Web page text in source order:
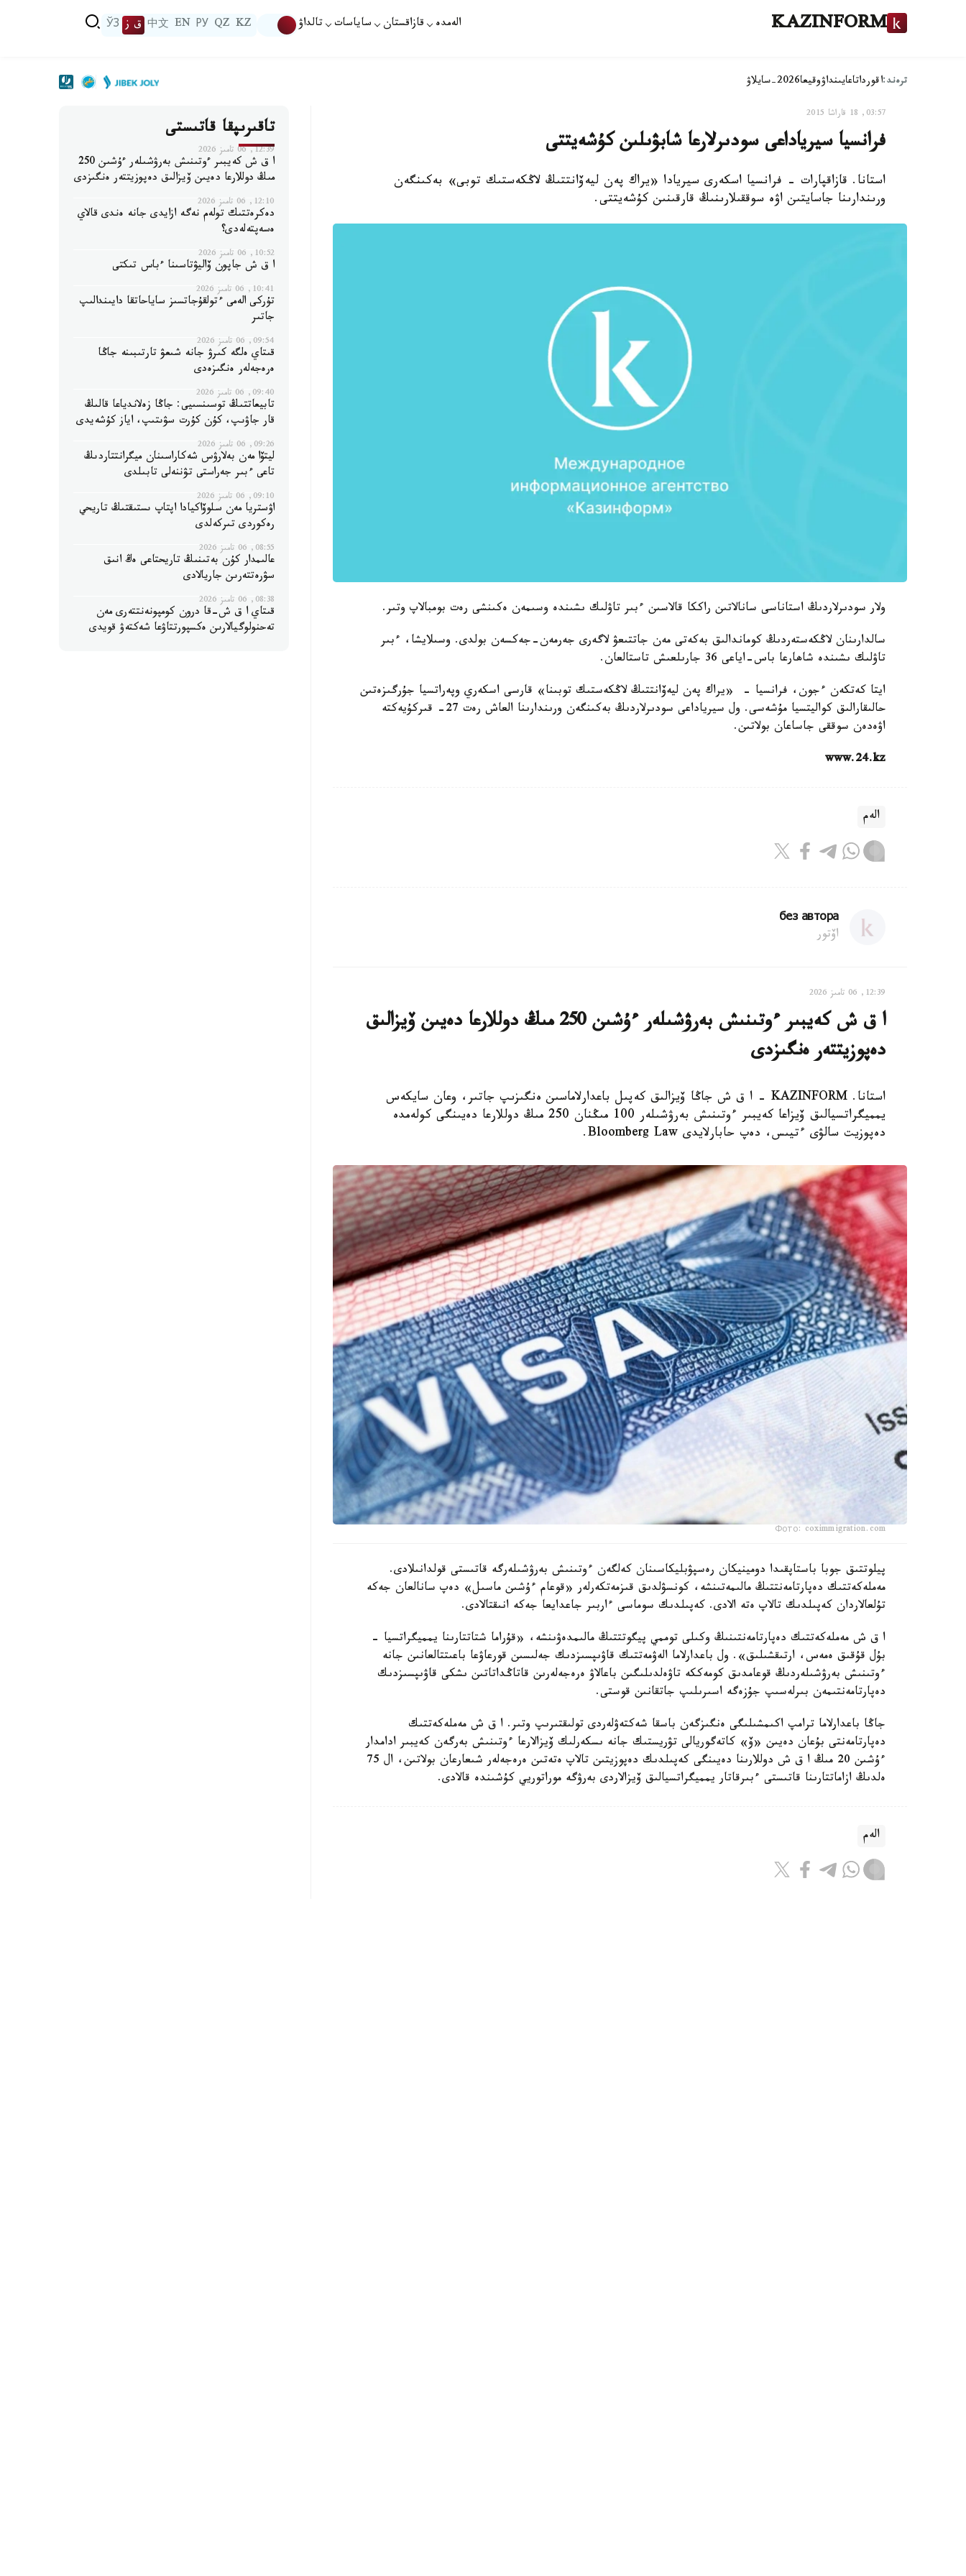
KAZINFORM الەمدە قازاقستان ساياسات تالداۋ KZ
QZ
РУ
EN
中文 ق ز ЎЗ
ترەند:اقورداتاعايىنداۋوقيعا2026-سايلاۋ
03:57, 18 قاراشا 2015
فرانسيا سيرياداعى سودىرلارعا شابۋىلىن كۇشەيتتى
استانا. قازاقپارات - فرانسيا اسكەرى سيريادا «يراك پەن ليەۆانتتىڭ لاڭكەستىك توبى» بەكىنگەن
ورىندارىنا جاسايتىن اۋە سوققىلارىنىڭ قارقىنىن كۇشەيتتى.
ولار سودىرلاردىڭ استاناسى سانالاتىن راككا قالاسىن ءبىر تاۋلىك ىشىندە وسىمەن ەكىنشى رەت بومبالاپ وتىر.
سالدارىنان لاڭكەستەردىڭ كوماندالىق بەكەتى مەن جاتتىعۋ لاگەرى جەرمەن-جەكسەن بولدى. وسىلايشا، ءبىر
تاۋلىك ىشىندە شاھارعا باس-اياعى 36 جارىلعىش تاستالعان.
ايتا كەتكەن ءجون، فرانسيا - «يراك پەن ليەۆانتتىڭ لاڭكەستىك توبىنا» قارسى اسكەري وپەراتسيا جۇرگىزەتىن
حالىقارالىق كواليتسيا مۇشەسى. ول سيرياداعى سودىرلاردىڭ بەكىنگەن ورىندارىنا العاش رەت 27- قىركۇيەكتە
اۋەدەن سوققى جاساعان بولاتىن.
www.24.kz
الەم
без автора
اۆتور
12:39, 06 تامىز 2026
ا ق ش كەيبىر ءوتىنىش بەرۋشىلەر ءۇشىن 250 مىڭ دوللارعا دەيىن ۆيزالىق
دەپوزيتتەر ەنگىزدى
استانا. KAZINFORM – ا ق ش جاڭا ۆيزالىق كەپىل باعدارلاماسىن ەنگىزىپ جاتىر، وعان سايكەس
يمميگراتسيالىق ۆيزاعا كەيبىر ءوتىنىش بەرۋشىلەر 100 مىڭنان 250 مىڭ دوللارعا دەيىنگى كولەمدە
دەپوزيت سالۋى ءتيىس، دەپ حابارلايدى Bloomberg Law.
Фото: coximmigration.com
پيلوتتىق جوبا باستاپقىدا دومينيكان رەسپۋبليكاسىنان كەلگەن ءوتىنىش بەرۋشىلەرگە قاتىستى قولدانىلادى.
مەملەكەتتىك دەپارتامەنتتىڭ مالىمەتىنشە، كونسۋلدىق قىزمەتكەرلەر «قوعام ءۇشىن ماسىل» دەپ سانالعان جەكە
تۇلعالاردان كەپىلدىك تالاپ ەتە الادى. كەپىلدىك سوماسى ءاربىر جاعدايعا جەكە انىقتالادى.
ا ق ش مەملەكەتتىك دەپارتامەنتىنىڭ وكىلى توممي پيگوتتتىڭ مالىمدەۋىنشە، «قۇراما شتاتتارىنا يمميگراتسيا -
بۇل قۇقىق ەمەس، ارتىقشىلىق». ول باعدارلاما الەۋمەتتىك قاۋىپسىزدىك جەلىسىن قورعاۋعا باعىتتالعانىن جانە
ءوتىنىش بەرۋشىلەردىڭ قوعامدىق كومەككە تاۋەلدىلىگىن باعالاۋ ەرەجەلەرىن قاتاڭداتاتىن ىشكى قاۋىپسىزدىك
دەپارتامەنتىمەن بىرلەسىپ جۇزەگە اسىرىلىپ جاتقانىن قوستى.
جاڭا باعدارلاما ترامپ اكىمشىلىگى ەنگىزگەن باسقا شەكتەۋلەردى تولىقتىرىپ وتىر. ا ق ش مەملەكەتتىك
دەپارتامەنتى بۇعان دەيىن «ۆ» كاتەگوريالى تۋريستىك جانە ىسكەرلىك ۆيزالارعا ءوتىنىش بەرگەن كەيبىر ادامدار
ءۇشىن 20 مىڭ ا ق ش دوللارىنا دەيىنگى كەپىلدىك دەپوزيتىن تالاپ ەتەتىن ەرەجەلەر شىعارعان بولاتىن، ال 75
ەلدىڭ ازاماتتارىنا قاتىستى ءبىرقاتار يمميگراتسيالىق ۆيزالاردى بەرۋگە موراتوريي كۇشىندە قالادى.
الەم
تاقىرىپقا قاتىستى
12:39, 06 تامىز 2026
ا ق ش كەيبىر ءوتىنىش بەرۋشىلەر ءۇشىن 250
مىڭ دوللارعا دەيىن ۆيزالىق دەپوزيتتەر ەنگىزدى
12:10, 06 تامىز 2026
دەكرەتتىك تولەم نەگە ازايدى جانە ەندى قالاي
ەسەپتەلەدى؟
10:52, 06 تامىز 2026
ا ق ش جاپون ۆاليۋتاسىنا ءباس تىكتى
10:41, 06 تامىز 2026
تۇركى الەمى ءتولقۇجاتسىز ساياحاتقا دايىندالىپ
جاتىر
09:54, 06 تامىز 2026
قىتاي ەلگە كىرۋ جانە شىعۋ تارتىبىنە جاڭا
ەرەجەلەر ەنگىزەدى
09:40, 06 تامىز 2026
تابيعاتتىڭ توسىنسىيى: جاڭا زەلاندياعا قالىڭ
قار جاۋىپ، كۇن كۇرت سۋىتىپ، اياز كۇشەيدى
09:26, 06 تامىز 2026
ليتۆا مەن بەلارۋس شەكاراسىنان ميگرانتتاردىڭ
تاعى ءبىر جەراستى تۋننەلى تابىلدى
09:10, 06 تامىز 2026
اۋستريا مەن سلوۆاكيادا اپتاپ ىستىقتىڭ تاريحي
رەكوردى تىركەلدى
08:55, 06 تامىز 2026
عالىمدار كۇن بەتىنىڭ تاريحتاعى ەڭ انىق
سۋرەتتەرىن جاريالادى
08:38, 06 تامىز 2026
قىتاي ا ق ش-قا درون كومپونەنتتەرى مەن
تەحنولوگيالارىن ەكسپورتتاۋعا شەكتەۋ قويدى